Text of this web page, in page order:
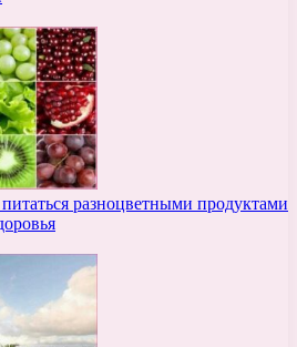
разноцветными продуктами